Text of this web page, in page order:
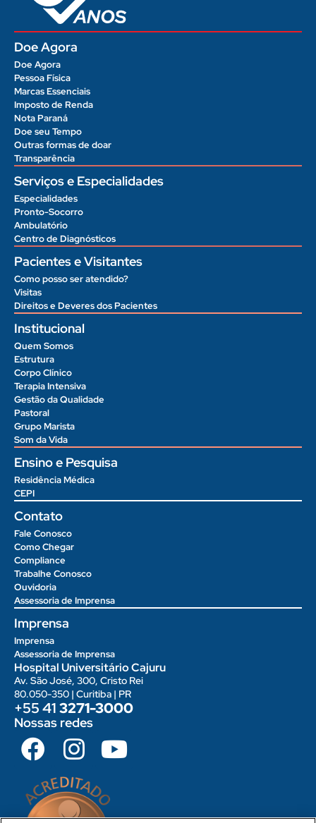
Doe Agora
Doe Agora
Pessoa Física
Marcas Essenciais
Imposto de Renda
Nota Paraná
Doe seu Tempo
Outras formas de doar
Transparência
Serviços e Especialidades
Especialidades
Pronto-Socorro
Ambulatório
Centro de Diagnósticos
Pacientes e Visitantes
Como posso ser atendido?
Visitas
Direitos e Deveres dos Pacientes
Institucional
Quem Somos
Estrutura
Corpo Clínico
Terapia Intensiva
Gestão da Qualidade
Pastoral
Grupo Marista
Som da Vida
Ensino e Pesquisa
Residência Médica
CEPI
Contato
Fale Conosco
Como Chegar
Compliance
Trabalhe Conosco
Ouvidoria
Assessoria de Imprensa
Imprensa
Imprensa
Assessoria de Imprensa
Hospital Universitário Cajuru
Av. São José, 300, Cristo Rei
80.050-350 | Curitiba | PR
+55 413271-3000
Nossas redes